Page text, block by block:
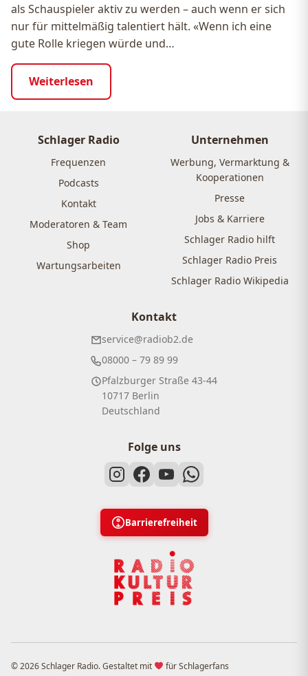
als Schauspieler aktiv zu werden – auch wenn er sich
nur für mittelmäßig talentiert hält. «Wenn ich eine
gute Rolle kriegen würde und…
Weiterlesen
Schlager Radio
Frequenzen
Podcasts
Kontakt
Moderatoren & Team
Shop
Wartungsarbeiten
Unternehmen
Werbung, Vermarktung &
Kooperationen
Presse
Jobs & Karriere
Schlager Radio hilft
Schlager Radio Preis
Schlager Radio Wikipedia
Kontakt
service@radiob2.de
08000 – 79 89 99
Pfalzburger Straße 43-44
10717 Berlin
Deutschland
Folge uns
Barrierefreiheit
© 2026 Schlager Radio. Gestaltet mit
für Schlagerfans